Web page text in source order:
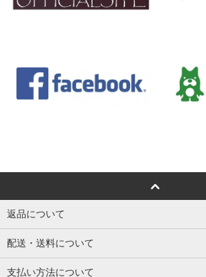
返品について
配送・送料について
支払い方法について